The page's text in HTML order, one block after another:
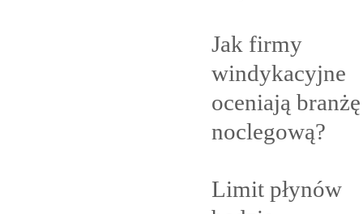
Jak firmy
windykacyjne
oceniają branżę
noclegową?
Limit płynów